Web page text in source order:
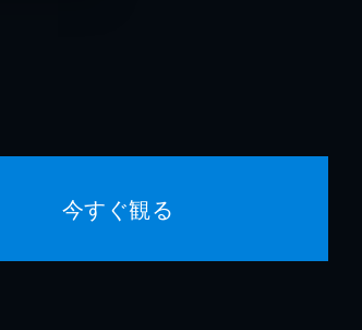
今すぐ観る